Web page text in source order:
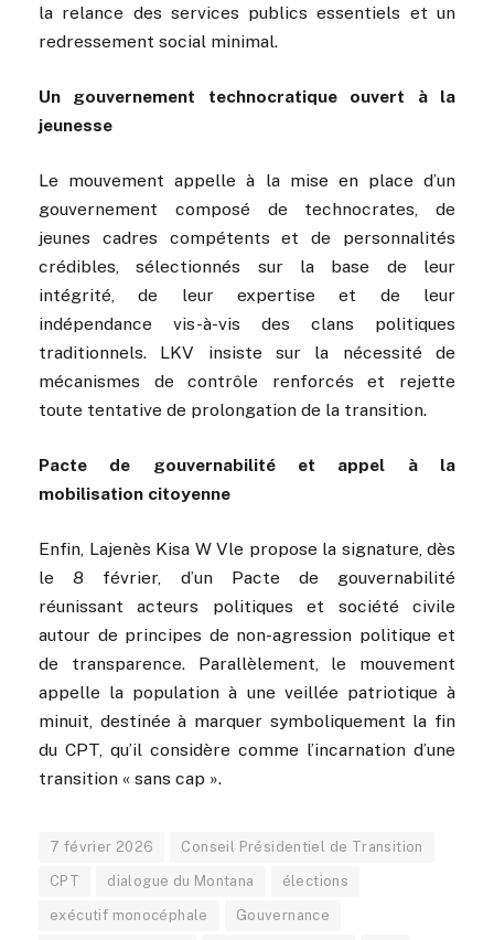
la relance des services publics essentiels et un
redressement social minimal.
Un gouvernement technocratique ouvert à la
jeunesse
Le mouvement appelle à la mise en place d’un
gouvernement composé de technocrates, de
jeunes cadres compétents et de personnalités
crédibles, sélectionnés sur la base de leur
intégrité, de leur expertise et de leur
indépendance vis-à-vis des clans politiques
traditionnels. LKV insiste sur la nécessité de
mécanismes de contrôle renforcés et rejette
toute tentative de prolongation de la transition.
Pacte de gouvernabilité et appel à la
mobilisation citoyenne
Enfin, Lajenès Kisa W Vle propose la signature, dès
le 8 février, d’un Pacte de gouvernabilité
réunissant acteurs politiques et société civile
autour de principes de non-agression politique et
de transparence. Parallèlement, le mouvement
appelle la population à une veillée patriotique à
minuit, destinée à marquer symboliquement la fin
du CPT, qu’il considère comme l’incarnation d’une
transition « sans cap ».
7 février 2026 Conseil Présidentiel de Transition
CPT dialogue du Montana élections
exécutif monocéphale Gouvernance